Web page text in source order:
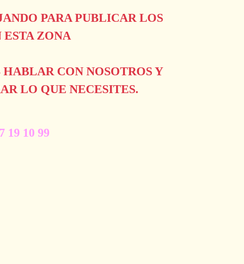
PARA PUBLICAR LOS
ESTA ZONA
HABLAR CON NOSOTROS Y
LO QUE NECESITES.
19 10 99